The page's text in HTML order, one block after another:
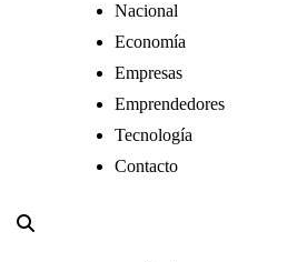
Nacional
Economía
Empresas
Emprendedores
Tecnología
Contacto